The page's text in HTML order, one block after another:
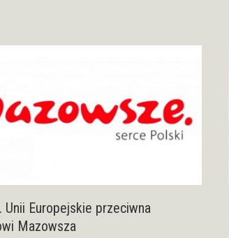
Unii Europejskie przeciwna
Mazowsza